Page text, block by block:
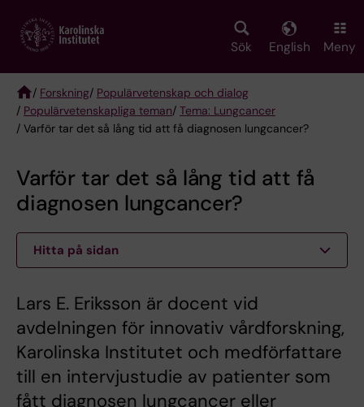
main
Sök English Meny
Breadcrumb
/ Forskning/ Populärvetenskap och dialog
/ Populärvetenskapliga teman/ Tema: Lungcancer
/ Varför tar det så lång tid att få diagnosen lungcancer?
Varför tar det så lång tid att få
diagnosen lungcancer?
Hitta på sidan
Lars E. Eriksson är docent vid
avdelningen för innovativ vårdforskning,
Karolinska Institutet och medförfattare
till en intervjustudie av patienter som
fått diagnosen lungcancer eller